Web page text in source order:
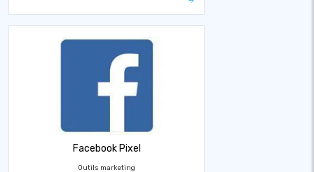
Facebook Pixel
Outils marketing